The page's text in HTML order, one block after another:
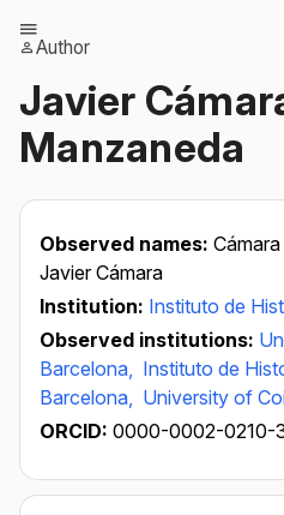
Author
Javier
Manzaneda
Observed names:
Javier Cámara
Institution: Instituto de
Observed institutions:
Barcelona, Instituto de
Barcelona, University of
ORCID: 0000-0002-0210-